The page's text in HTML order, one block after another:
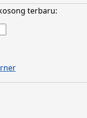
terbaru: